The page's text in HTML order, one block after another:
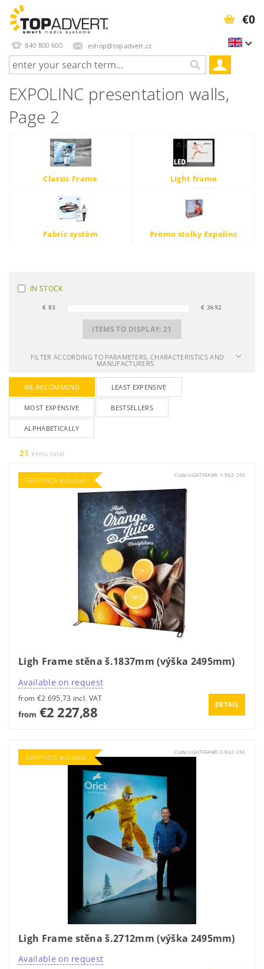
840 800 600 eshop@topadvert.cz
€0
EXPOLINC presentation walls,
Page 2
Classic Frame Light frame
Fabric systém Promo stolky Expolinc
IN STOCK
€ 83 € 3692
ITEMS TO DISPLAY:21
FILTER ACCORDING TO PARAMETERS, CHARACTERISTICS AND
MANUFACTURERS
WE RECOMMEND LEAST EXPENSIVE
MOST EXPENSIVE BESTSELLERS
ALPHABETICALLY
21 items total
GRAPHICS included
Code:LIGHTFRAME-1-962-250
Ligh Frame stěna š.1837mm (výška 2495mm)
Available on request
from €2 695,73 incl. VAT
from €2 227,88 DETAIL
GRAPHICS included
Code:LIGHTFRAME-2-962-250
Ligh Frame stěna š.2712mm (výška 2495mm)
Available on request